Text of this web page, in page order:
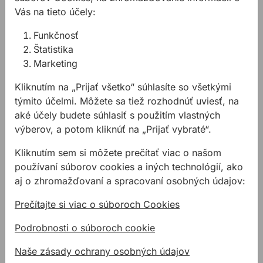
7,65€ s DPH
Na sklade
Svornik MKT VMU-A M12/10/135 Zn 5.8
M12/10/135 Zn 5.8
plus je univerzálny
Dvojzložkové opravné
opravné lepidlo TOX
opravné lepidlo TOX 2K
Vás na tieto účely:
Funkčnosť
Štatistika
Marketing
Kliknutím na „Prijať všetko“ súhlasíte so všetkými
týmito účelmi. Môžete sa tiež rozhodnúť uviesť, na
aké účely budete súhlasiť s použitím vlastných
výberov, a potom kliknúť na „Prijať vybraté“.
Kliknutím sem si môžete prečítať viac o našom
používaní súborov cookies a iných technológií, ako
aj o zhromažďovaní a spracovaní osobných údajov:
Prečítajte si viac o súboroch Cookies
Podrobnosti o súboroch cookie
Naše zásady ochrany osobných údajov